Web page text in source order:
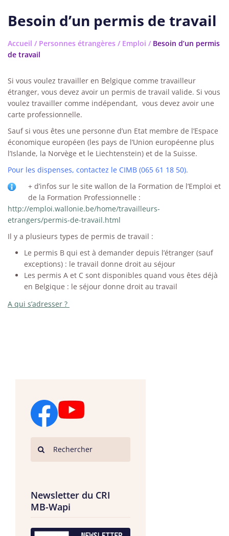
Besoin d’un permis de travail
Accueil / Personnes étrangères / Emploi / Besoin d’un permis
de travail
Si vous voulez travailler en Belgique comme travailleur
étranger, vous devez avoir un permis de travail valide. Si vous
voulez travailler comme indépendant, vous devez avoir une
carte professionnelle.
Sauf si vous êtes une personne d’un Etat membre de l’Espace
économique européen (les pays de l’Union européenne plus
l’Islande, la Norvège et le Liechtenstein) et de la Suisse.
Pour les dispenses, contactez le CIMB (065 61 18 50).
+ d’infos sur le site wallon de la Formation de l’Emploi et
de la Formation Professionnelle :
http://emploi.wallonie.be/home/travailleurs-
etrangers/permis-de-travail.html
Il y a plusieurs types de permis de travail :
Le permis B qui est à demander depuis l’étranger (sauf
exceptions) : le travail donne droit au séjour
Les permis A et C sont disponibles quand vous êtes déjà
en Belgique : le séjour donne droit au travail
A qui s’adresser ?
Newsletter du CRI
MB-Wapi